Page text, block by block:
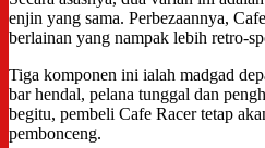
enjin yang sama. Perbezaannya,
berlainan yang nampak lebih retro-
Tiga komponen ini ialah madgad
bar hendal, pelana tunggal dan
begitu, pembeli Cafe Racer tetap
pembonceng.